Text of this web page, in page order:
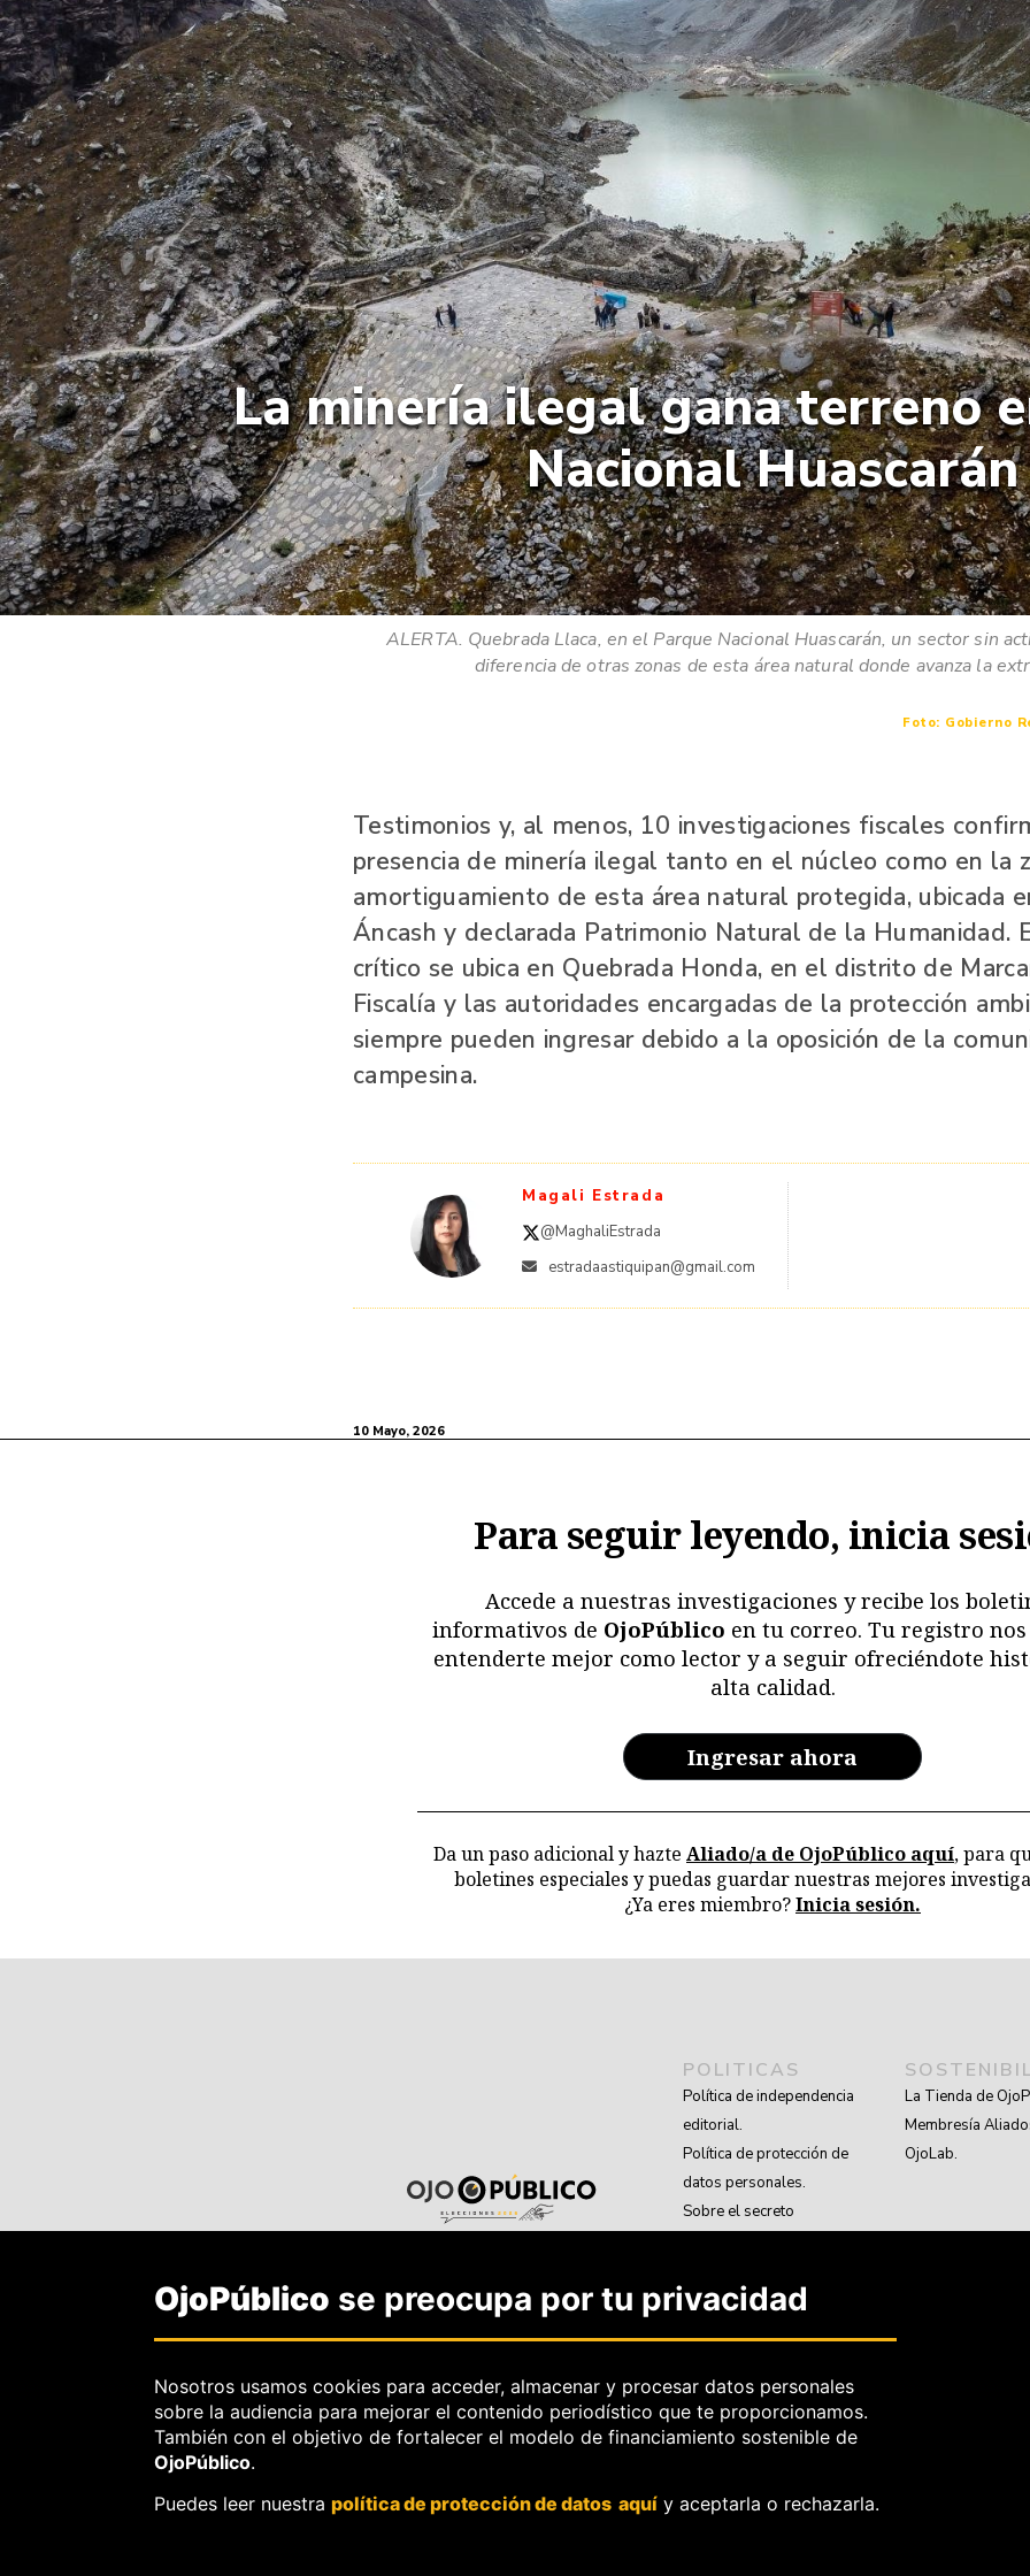
La minería ilegal gana terreno
Nacional Huascarán
ALERTA. Quebrada Llaca, en el Parque Nacional Huascarán, un sector sin
diferencia de otras zonas de esta área natural donde avanza la
Foto: Gobierno
Testimonios y, al menos, 10 investigaciones fiscales
presencia de minería ilegal tanto en el núcleo como en la
amortiguamiento de esta área natural protegida, ubicada
Áncash y declarada Patrimonio Natural de la Humanidad.
crítico se ubica en Quebrada Honda, en el distrito de
Fiscalía y las autoridades encargadas de la protección
siempre pueden ingresar debido a la oposición de la
campesina.
Magali Estrada
@MaghaliEstrada
estradaastiquipan@gmail.com
10 Mayo, 2026
Para seguir leyendo, inicia
Accede a nuestras investigaciones y recibe los
informativos de OjoPúblico en tu correo. Tu registro
entenderte mejor como lector y a seguir ofreciéndote
alta calidad.
Ingresar ahora
Da un paso adicional y hazte Aliado/a de OjoPúblico aquí, para
boletines especiales y puedas guardar nuestras mejores
¿Ya eres miembro?Inicia sesión.
POLITICAS
Política de independencia
editorial.
Política de protección de
datos personales.
Sobre el secreto
rectificación.
de corrección.
Sobre libertad de
información frente a
contenidos.
La Tienda de
Membresía
OjoLab.
OjoPúblico se preocupa por tu privacidad
Nosotros usamos cookies para acceder, almacenar y procesar datos personales
sobre la audiencia para mejorar el contenido periodístico que te proporcionamos.
También con el objetivo de fortalecer el modelo de financiamiento sostenible de
OjoPúblico.
Puedes leer nuestrapolítica de protección de datos aquí y aceptarla o rechazarla.